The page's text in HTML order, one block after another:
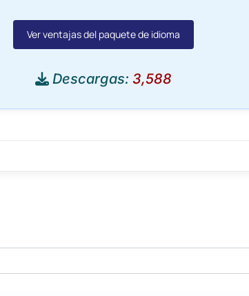
Ver ventajas del paquete de idioma
Descargas: 3,588